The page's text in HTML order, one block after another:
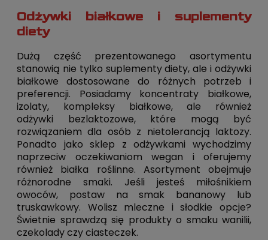
Odżywki białkowe i suplementy
diety
Dużą część prezentowanego asortymentu
stanowią nie tylko suplementy diety, ale i odżywki
białkowe dostosowane do różnych potrzeb i
preferencji. Posiadamy koncentraty białkowe,
izolaty, kompleksy białkowe, ale również
odżywki bezlaktozowe, które mogą być
rozwiązaniem dla osób z nietolerancją laktozy.
Ponadto jako sklep z odżywkami wychodzimy
naprzeciw oczekiwaniom wegan i oferujemy
również białka roślinne. Asortyment obejmuje
różnorodne smaki. Jeśli jesteś miłośnikiem
owoców, postaw na smak bananowy lub
truskawkowy. Wolisz mleczne i słodkie opcje?
Świetnie sprawdzą się produkty o smaku wanilii,
czekolady czy ciasteczek.